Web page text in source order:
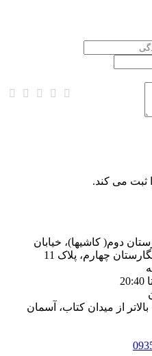
ثبت می کند.
دوم( کاشیها)، خیابان
چهارم، پلاک 11
از میدان کتاب، آسمان